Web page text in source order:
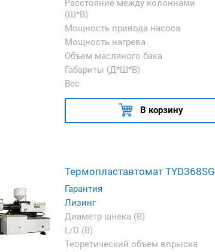
Расстояние между колоннами
(Ш*В)
Мощность привода насоса
Мощность нагрева
Объем масляного бака
Габариты (Д*Ш*В)
Вес
В корзину
Термопластавтомат TYD368SG
Гарантия
Лизинг
Диаметр шнека (B)
L/D (B)
Теоретический объем впрыска